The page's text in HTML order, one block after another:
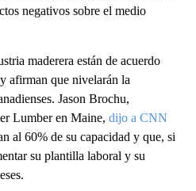
negativos sobre el medio
maderera están de acuerdo
afirman que nivelarán la
Jason Brochu,
Lumber en Maine, dijo a CNN
al 60% de su capacidad y que, si
su plantilla laboral y su